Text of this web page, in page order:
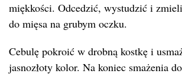
miękkości. Odcedzić, wystudzić i
do mięsa na grubym oczku.
Cebulę pokroić w drobną kostkę i
jasnozłoty kolor. Na koniec smażenia